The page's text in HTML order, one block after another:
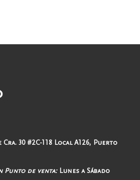
Cra. 30 #2C-118 Local A126, Puerto
Punto de venta:Lunes a Sábado